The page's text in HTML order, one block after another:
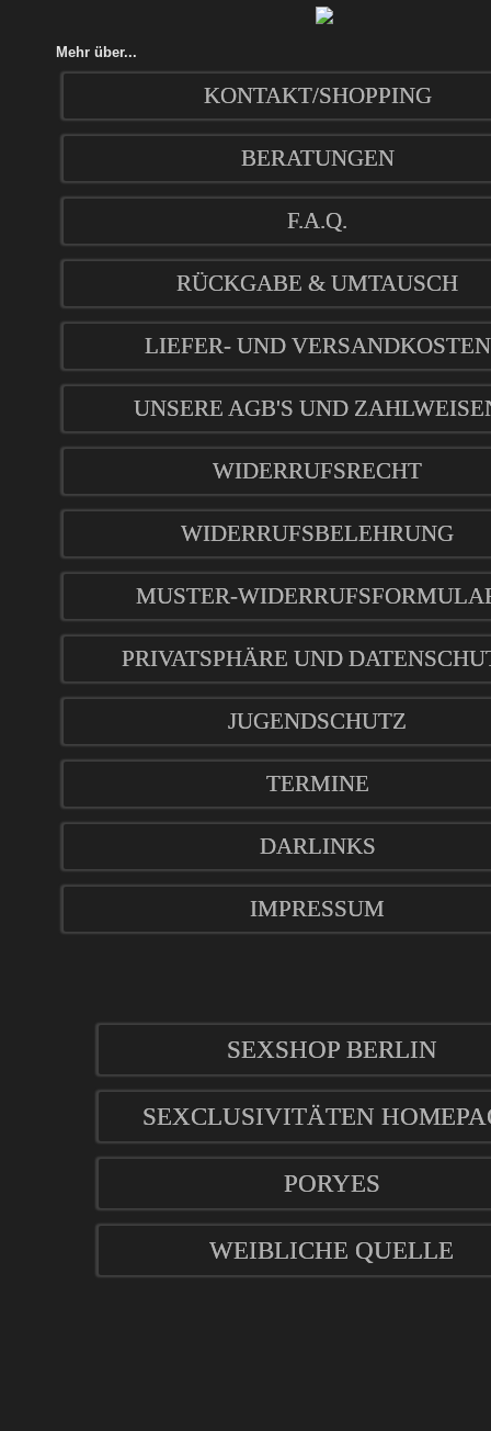
Mehr über...
KONTAKT/SHOPPING
BERATUNGEN
F.A.Q.
RÜCKGABE & UMTAUSCH
LIEFER- UND VERSANDKOSTEN
UNSERE AGB'S UND
WIDERRUFSRECHT
WIDERRUFSBELEHRUNG
MUSTER-
PRIVATSPHÄRE UND
JUGENDSCHUTZ
TERMINE
DARLINKS
IMPRESSUM
SEXSHOP BERLIN
SEXCLUSIVITÄTEN
PORYES
WEIBLICHE QUELLE